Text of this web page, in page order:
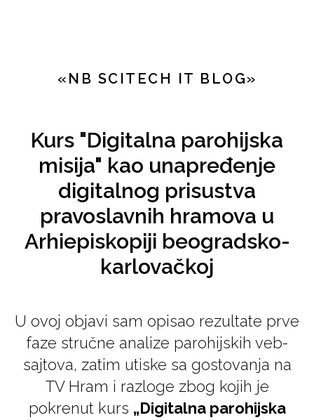
«NB SCITECH IT BLOG»
Kurs "Digitalna parohijska
misija" kao unapređenje
digitalnog prisustva
pravoslavnih hramova u
Arhiepiskopiji beogradsko-
karlovačkoj
U ovoj objavi sam opisao rezultate prve
faze stručne analize parohijskih veb-
sajtova, zatim utiske sa gostovanja na
TV Hram i razloge zbog kojih je
pokrenut kurs „Digitalna parohijska